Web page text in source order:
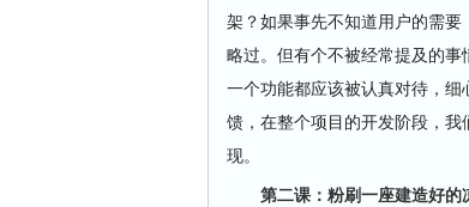
架？如果事先不知道用户的需
略过。但有个不被经常提及的
一个功能都应该被认真对待，
馈，在整个项目的开发阶段，
现。
第二课：粉刷一座建造好的